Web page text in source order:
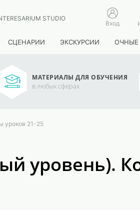
STUDIO
Вход
СЦЕНАРИИ ЭКСКУРСИИ ОЧНЫЕ
МАТЕРИАЛЫ ДЛЯ ОБУЧЕНИЯ
в любых сферах
уроков 21-25
уровень).